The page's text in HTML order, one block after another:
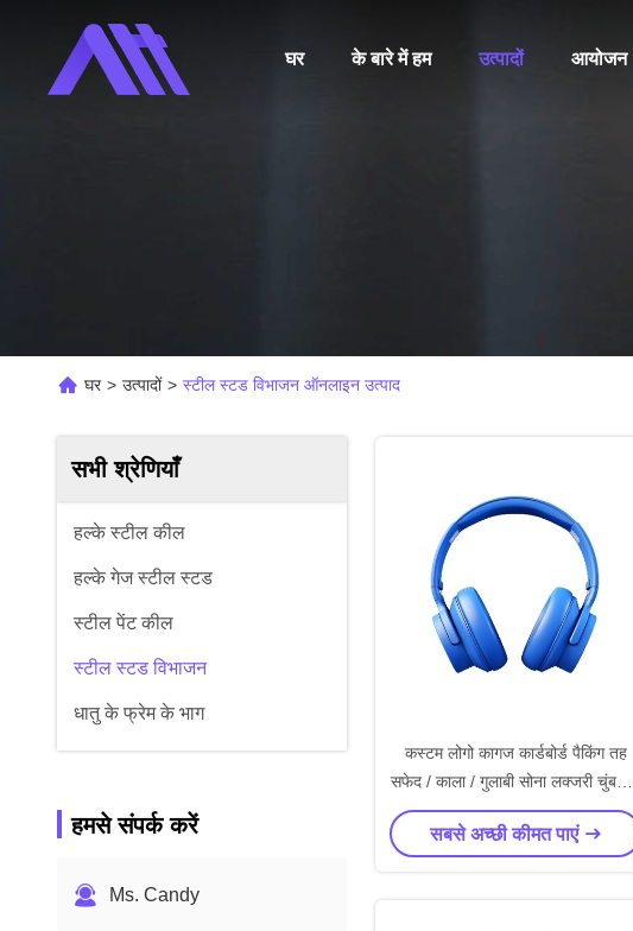
घर के बारे में हम उत्पादों आयोजन
घर > उत्पादों > स्टील स्टड विभाजन ऑनलाइन उत्पाद
सभी श्रेणियाँ
हल्के स्टील कील
हल्के गेज स्टील स्टड
स्टील पेंट कील
स्टील स्टड विभाजन
धातु के फ्रेम के भाग
हमसे संपर्क करें
Ms. Candy
कस्टम लोगो कागज कार्डबोर्ड पैकिंग तह
सफेद / काला / गुलाबी सोना लक्जरी चुंबकीय
उपहार बॉक्स रिबन बंद के साथ
सबसे अच्छी कीमत पाएं